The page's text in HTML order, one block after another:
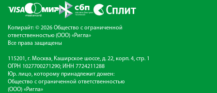
Копирайт: © 2026 Общество с ограниченной
ответственностью (ООО) «Ригла»
Все права защищены
115201, г. Москва, Каширское шоссе, д. 22, корп. 4, стр. 1
ОГРН 1027700271290; ИНН 7724211288
Юр. лицо, которому принадлежит домен:
Общество с ограниченной ответственностью
(ООО) «Ригла»